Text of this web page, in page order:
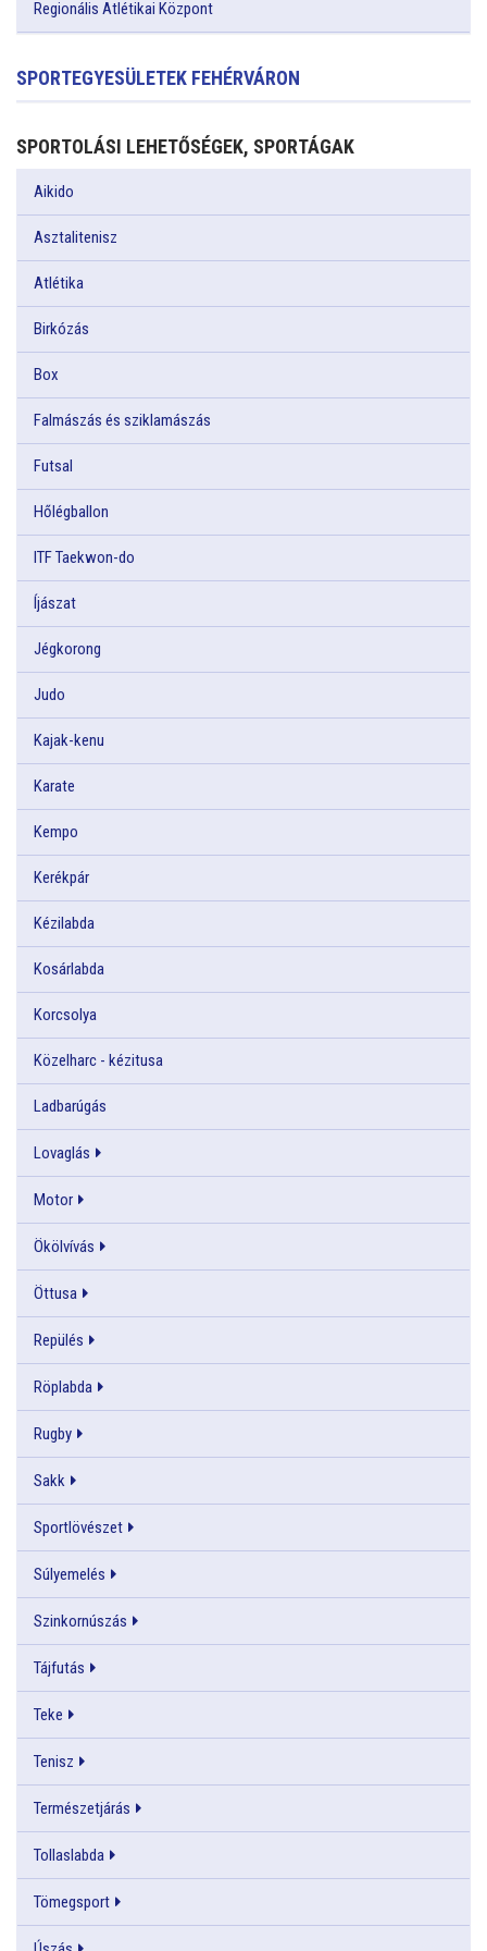
Regionális Atlétikai Központ
SPORTEGYESÜLETEK FEHÉRVÁRON
SPORTOLÁSI LEHETŐSÉGEK, SPORTÁGAK
Aikido
Asztalitenisz
Atlétika
Birkózás
Box
Falmászás és sziklamászás
Futsal
Hőlégballon
ITF Taekwon-do
Íjászat
Jégkorong
Judo
Kajak-kenu
Karate
Kempo
Kerékpár
Kézilabda
Kosárlabda
Korcsolya
Közelharc - kézitusa
Ladbarúgás
Lovaglás
Motor
Ökölvívás
Öttusa
Repülés
Röplabda
Rugby
Sakk
Sportlövészet
Súlyemelés
Szinkornúszás
Tájfutás
Teke
Tenisz
Természetjárás
Tollaslabda
Tömegsport